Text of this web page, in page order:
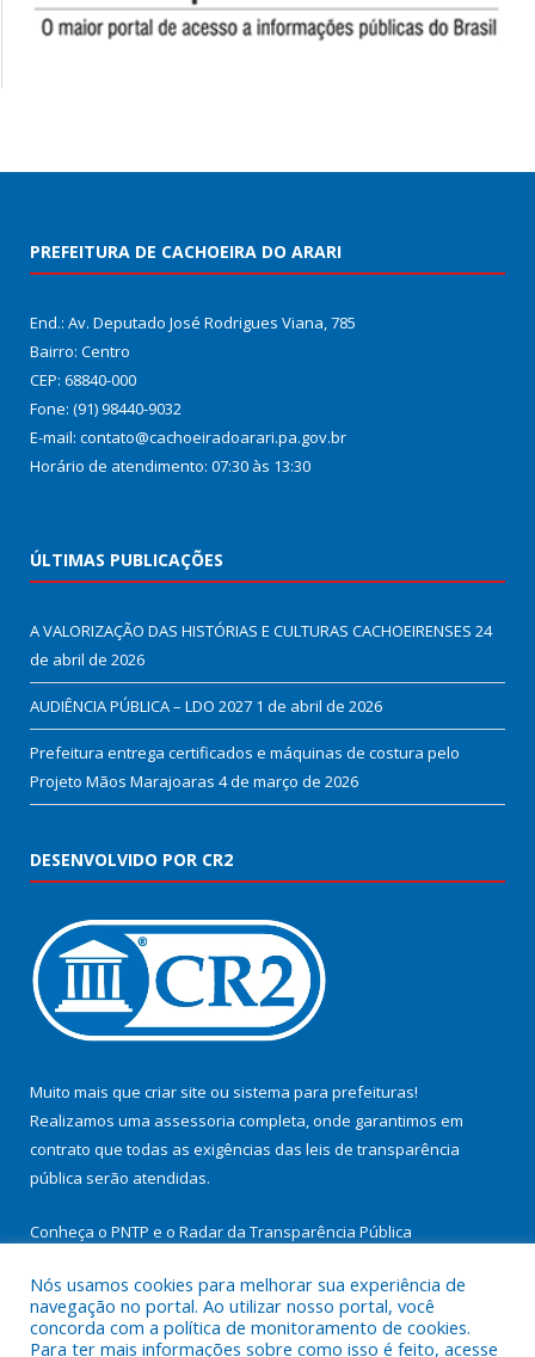
PREFEITURA DE CACHOEIRA DO ARARI
End.: Av. Deputado José Rodrigues Viana, 785
Bairro: Centro
CEP: 68840-000
Fone: (91) 98440-9032
E-mail: contato@cachoeiradoarari.pa.gov.br
Horário de atendimento: 07:30 às 13:30
ÚLTIMAS PUBLICAÇÕES
A VALORIZAÇÃO DAS HISTÓRIAS E CULTURAS CACHOEIRENSES 24
de abril de 2026
AUDIÊNCIA PÚBLICA – LDO 2027 1 de abril de 2026
Prefeitura entrega certificados e máquinas de costura pelo
Projeto Mãos Marajoaras 4 de março de 2026
DESENVOLVIDO POR CR2
Muito mais que criar site ou sistema para prefeituras!
Realizamos uma assessoria completa, onde garantimos em
contrato que todas as exigências das leis de transparência
pública serão atendidas.
Conheça o PNTP e o Radar da Transparência Pública
Nós usamos cookies para melhorar sua experiência de
navegação no portal. Ao utilizar nosso portal, você
concorda com a política de monitoramento de cookies.
Para ter mais informações sobre como isso é feito, acesse